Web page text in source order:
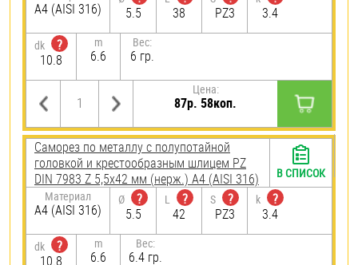
A4 (AISI 316)
5.5
38
PZ3
3.4
dk
?
10.8
m
6.6
Вес:
6 гр.
Цена:
87р. 58коп.
Саморез по металлу с полупотайной
головкой и крестообразным шлицем PZ
DIN 7983 Z 5,5х42 мм (нерж.) A4 (AISI 316)
Материал
A4 (AISI 316)
Ø
?
5.5
L
?
42
S
?
PZ3
k
?
3.4
dk
?
10.8
m
6.6
Вес:
6.4 гр.
В СПИСОК